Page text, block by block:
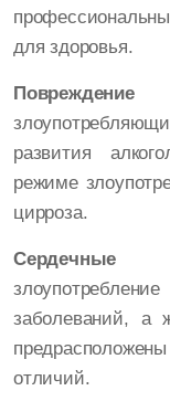
для здоровья.
развития
режиме
цирроза.
Сердечные
заболеваний,
отличий.